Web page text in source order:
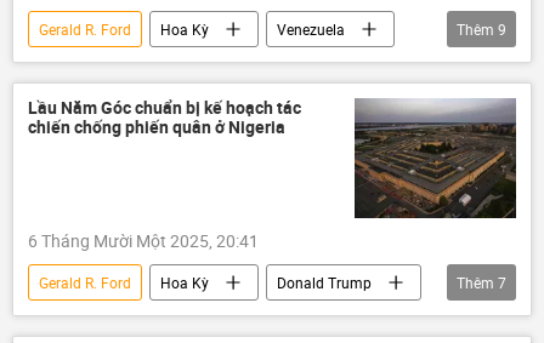
Gerald R. Ford Hoa Kỳ
Venezuela
thông tin
Thế giới
Báo chí thế giới
Mỹ Latinh
Bộ Quốc phòng Hoa Kỳ
Donald Trump
UAV
Thêm 9
Lầu Năm Góc chuẩn bị kế hoạch tác
chiến chống phiến quân ở Nigeria
6 Tháng Mười Một 2025, 20:41
Gerald R. Ford Hoa Kỳ
Donald Trump
thông tin
Nigeria
Thế giới
Thêm 7